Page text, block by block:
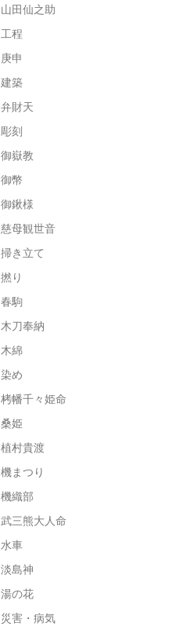
山田仙之助
工程
庚申
建築
弁財天
彫刻
御嶽教
御幣
御鍬様
慈母観世音
掃き立て
撚り
春駒
木刀奉納
木綿
染め
栲幡千々姫命
桑姫
植村貴渡
機まつり
機織部
武三熊大人命
水車
淡島神
湯の花
災害・病気